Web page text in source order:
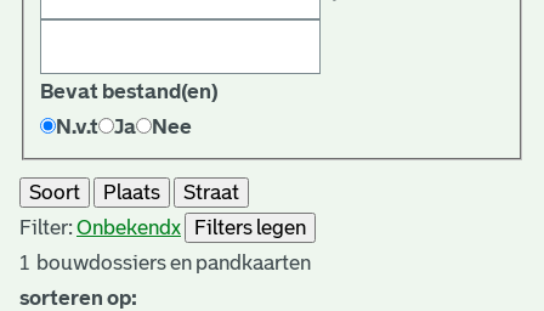
Bevat bestand(en)
N.v.t
Ja Nee
Soort Plaats
Straat
Filter: Onbekendx
Filters legen
1 bouwdossiers en pandkaarten
sorteren op: